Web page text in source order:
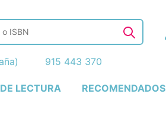
LECTURA RECOMENDADOS
915 443 370